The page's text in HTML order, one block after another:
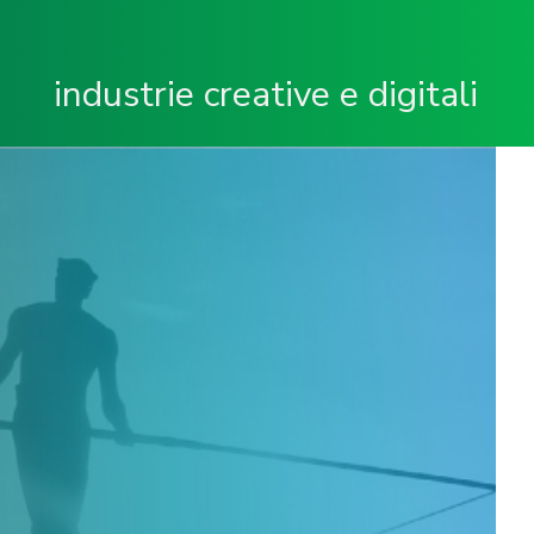
industrie creative e digitali